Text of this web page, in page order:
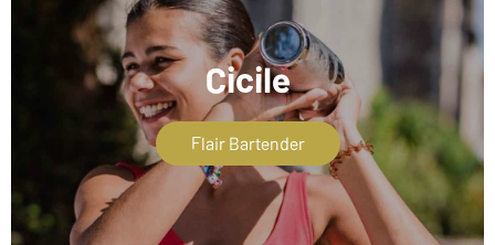
Cicile
Flair Bartender